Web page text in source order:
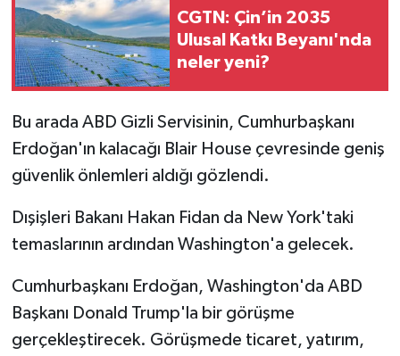
CGTN: Çin’in 2035
Ulusal Katkı Beyanı'nda
neler yeni?
Bu arada ABD Gizli Servisinin, Cumhurbaşkanı
Erdoğan'ın kalacağı Blair House çevresinde geniş
güvenlik önlemleri aldığı gözlendi.
Dışişleri Bakanı Hakan Fidan da New York'taki
temaslarının ardından Washington'a gelecek.
Cumhurbaşkanı Erdoğan, Washington'da ABD
Başkanı Donald Trump'la bir görüşme
gerçekleştirecek. Görüşmede ticaret, yatırım,